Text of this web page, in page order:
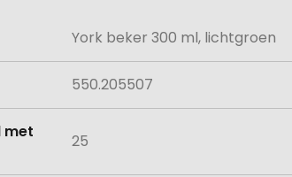
York beker 300 ml, lichtgroen
550.205507
met
25